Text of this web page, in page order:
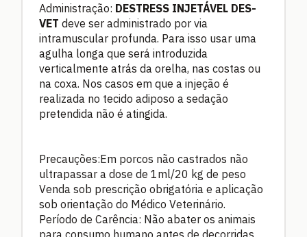
Administração: DESTRESS INJETÁVEL DES-
VET deve ser administrado por via
intramuscular profunda. Para isso usar uma
agulha longa que será introduzida
verticalmente atrás da orelha, nas costas ou
na coxa. Nos casos em que a injeção é
realizada no tecido adiposo a sedação
pretendida não é atingida.
Precauções:Em porcos não castrados não
ultrapassar a dose de 1ml/20 kg de peso
Venda sob prescrição obrigatória e aplicação
sob orientação do Médico Veterinário.
Período de Carência: Não abater os animais
para consumo humano antes de decorridas